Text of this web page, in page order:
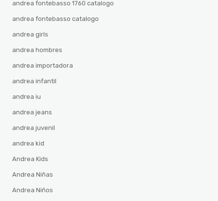
andrea fontebasso 1760 catalogo
andrea fontebasso catalogo
andrea girls
andrea hombres
andrea importadora
andrea infantil
andrea iu
andrea jeans
andrea juvenil
andrea kid
Andrea Kids
Andrea Niñas
Andrea Niños